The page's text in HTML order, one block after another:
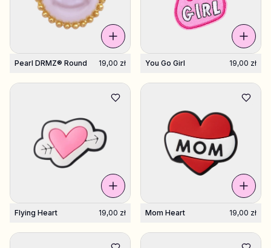
Pearl DRMZ® Round 19,00 zł You Go Girl 19,00 zł
Flying Heart 19,00 zł Mom Heart 19,00 zł